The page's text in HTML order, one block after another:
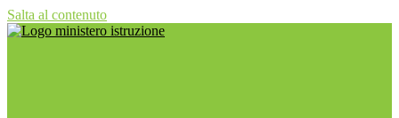
Salta al contenuto